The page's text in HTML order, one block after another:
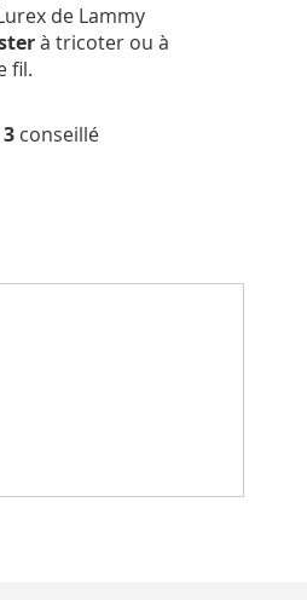
de Lammy
à tricoter ou à
fil.
conseillé